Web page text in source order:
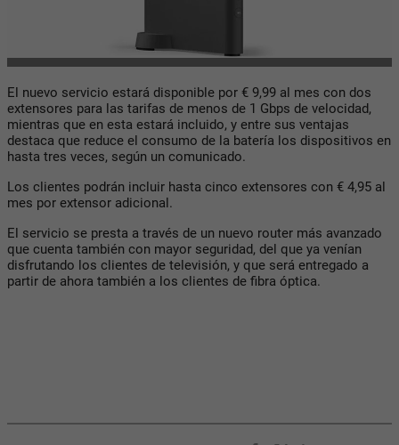
El nuevo servicio estará disponible por € 9,99 al mes con dos
extensores para las tarifas de menos de 1 Gbps de velocidad,
mientras que en esta estará incluido, y entre sus ventajas
destaca que reduce el consumo de la batería los dispositivos en
hasta tres veces, según un comunicado.
Los clientes podrán incluir hasta cinco extensores con € 4,95 al
mes por extensor adicional.
El servicio se presta a través de un nuevo router más avanzado
que cuenta también con mayor seguridad, del que ya venían
disfrutando los clientes de televisión, y que será entregado a
partir de ahora también a los clientes de fibra óptica.